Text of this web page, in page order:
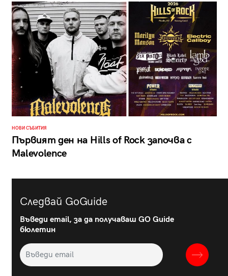
НОВИ СЪБИТИЯ
Първият ден на Hills of Rock започва с
Malevolence
Следвай GoGuide
Въведи email, за да получаваш GO Guide
бюлетин